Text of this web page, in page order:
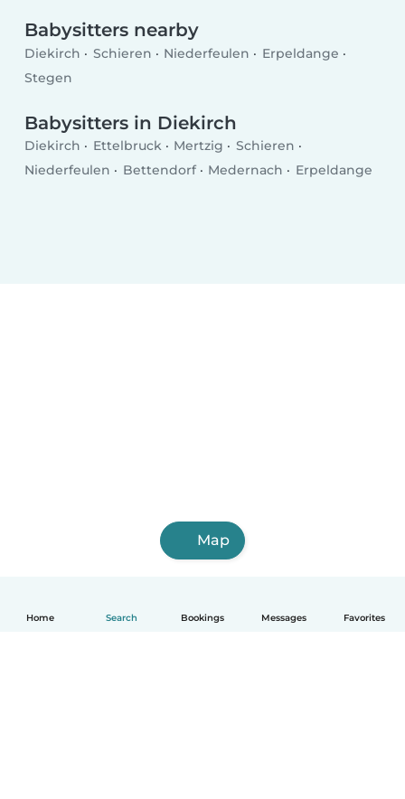
Home Search Bookings Messages Favorites
Babysitters nearby
Diekirch Schieren Niederfeulen
Erpeldange
Stegen
Babysitters in Diekirch
Diekirch Ettelbruck Mertzig
Schieren
Niederfeulen
Bettendorf Medernach Erpeldange
Map